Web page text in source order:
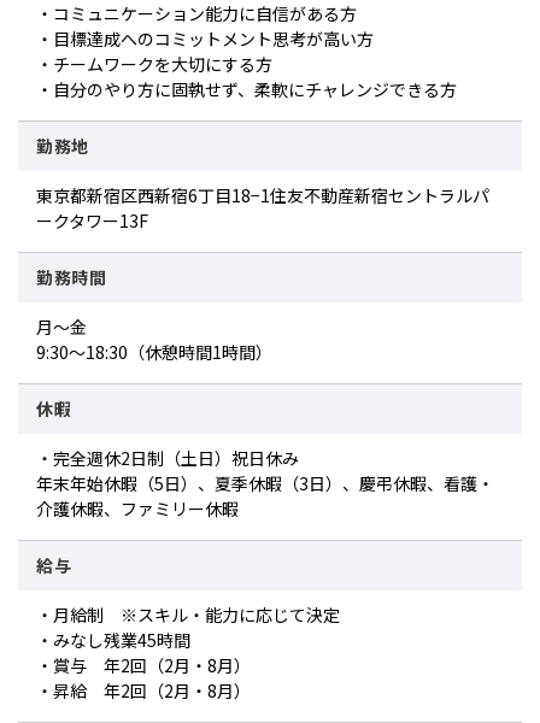
・コミュニケーション能力に自信がある方
・目標達成へのコミットメント思考が高い方
・チームワークを大切にする方
・自分のやり方に固執せず、柔軟にチャレンジできる方
勤務地
東京都新宿区西新宿6丁目18−1住友不動産新宿セントラルパ
ークタワー13F
勤務時間
月～金
9:30～18:30（休憩時間1時間）
休暇
・完全週休2日制（土日）祝日休み
年末年始休暇（5日）、夏季休暇（3日）、慶弔休暇、看護・
介護休暇、ファミリー休暇
給与
・月給制 ※スキル・能力に応じて決定
・みなし残業45時間
・賞与 年2回（2月・8月）
・昇給 年2回（2月・8月）